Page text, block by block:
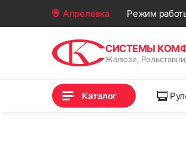
Апрелевка Режим
СИСТЕМЫ
Жалюзи,
Каталог